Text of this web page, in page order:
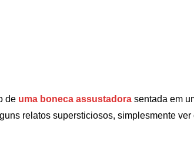
de uma boneca assustadora sentada em
relatos supersticiosos, simplesmente ver